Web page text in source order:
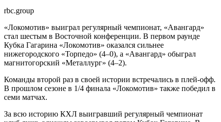
rbc.group
«Локомотив» выиграл регулярный чемпионат, «Авангард»
стал шестым в Восточной конференции. В первом раунде
Кубка Гагарина «Локомотив» оказался сильнее
нижегородского «Торпедо» (4–0), а «Авангард» обыграл
магнитогорский «Металлург» (4–2).
Команды второй раз в своей истории встречались в плей-офф.
В прошлом сезоне в 1/4 финала «Локомотив» также победил в
семи матчах.
За всю историю КХЛ выигравший регулярный чемпионат